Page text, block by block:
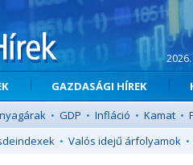
2026.
GAZDASÁGI HÍREK
• GDP • Infláció • Kamat •
• Valós idejű árfolyamok •